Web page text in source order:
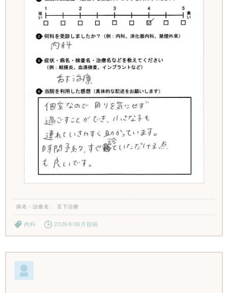
病名・治療名 舌下治療
内科 2026年06月投稿